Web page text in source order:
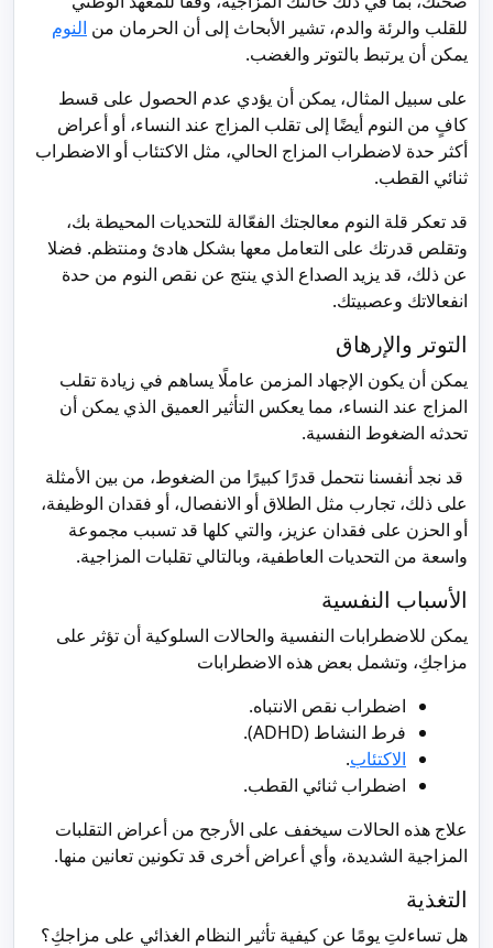
للقلب والرئة والدم، تشير الأبحاث إلى أن الحرمان من النوم
يمكن أن يرتبط بالتوتر والغضب.
على سبيل المثال، يمكن أن يؤدي عدم الحصول على قسط
كافٍ من النوم أيضًا إلى تقلب المزاج عند النساء، أو أعراض
أكثر حدة لاضطراب المزاج الحالي، مثل الاكتئاب أو الاضطراب
ثنائي القطب.
قد تعكر قلة النوم معالجتك الفعّالة للتحديات المحيطة بك،
وتقلص قدرتك على التعامل معها بشكل هادئ ومنتظم. فضلا
عن ذلك، قد يزيد الصداع الذي ينتج عن نقص النوم من حدة
انفعالاتك وعصبيتك.
التوتر والإرهاق
يمكن أن يكون الإجهاد المزمن عاملًا يساهم في زيادة تقلب
المزاج عند النساء، مما يعكس التأثير العميق الذي يمكن أن
تحدثه الضغوط النفسية.
قد نجد أنفسنا نتحمل قدرًا كبيرًا من الضغوط، من بين الأمثلة
على ذلك، تجارب مثل الطلاق أو الانفصال، أو فقدان الوظيفة،
أو الحزن على فقدان عزيز، والتي كلها قد تسبب مجموعة
واسعة من التحديات العاطفية، وبالتالي تقلبات المزاجية.
الأسباب النفسية
يمكن للاضطرابات النفسية والحالات السلوكية أن تؤثر على
مزاجكِ، وتشمل بعض هذه الاضطرابات
اضطراب نقص الانتباه.
فرط النشاط (ADHD).
الاكتئاب.
اضطراب ثنائي القطب.
علاج هذه الحالات سيخفف على الأرجح من أعراض التقلبات
المزاجية الشديدة، وأي أعراض أخرى قد تكونين تعانين منها.
التغذية
هل تساءلتِ يومًا عن كيفية تأثير النظام الغذائي على مزاجكِ؟